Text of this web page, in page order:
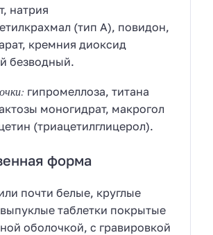
натрия
(тип А), повидон,
кремния диоксид
безводный.
гипромеллоза, титана
моногидрат, макрогол
(триацетилглицерол).
форма
почти белые, круглые
таблетки покрытые
оболочкой, с гравировкой